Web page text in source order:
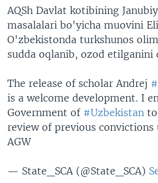
AQSh Davlat kotibining
masalalari bo'yicha muovini
O'zbekistonda turkshunos
sudda oqlanib, ozod etilganini
The release of scholar Andrej
is a welcome development. I
Government of #Uzbekistan
review of previous convictions
AGW
— State_SCA (@State_SCA)